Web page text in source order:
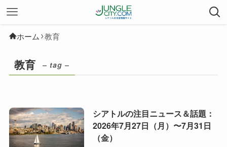
ホーム 教育
教育 – tag –
シアトルの注目ニュース＆話題：
2026年7月27日（月）〜7月31日
（金）